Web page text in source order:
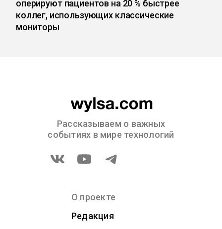
оперируют пациентов на 20 % быстрее
коллег, использующих классические
мониторы
Рассказываем о важных
событиях в мире технологий
О проекте
Редакция